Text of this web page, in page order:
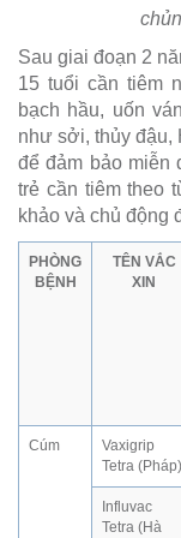
Sau giai đoạn 2
15 tuổi cần tiêm
bạch hầu, uốn
như sởi, thủy đậu,
để đảm bảo miễn
trẻ cần tiêm theo
khảo và chủ động
PHÒNG
BỆNH
TÊN VẮC
XIN
Cúm
Vaxigrip
Tetra (Pháp)
Influvac
Tetra (Hà